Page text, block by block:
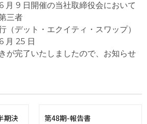
月 9 日開催の当社取締役会において
三者
（デット・エクイティ・スワップ）
月 25 日
が完了いたしましたので、お知らせ
期決
第48期-報告書